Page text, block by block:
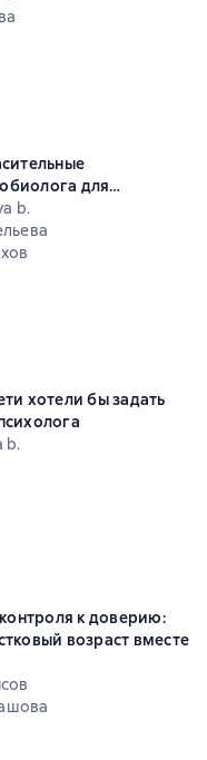
0 на основе 0 оценок
для
b.
0 на основе 0 оценок
хотели бы задать
b.
0 на основе 0 оценок
к доверию:
возраст вместе
0 на основе 0 оценок